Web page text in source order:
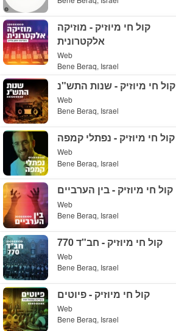
קול חי מיוזיק - מוזיקה
אלקטרונית
Web
Bene Beraq, Israel
קול חי מיוזיק - שנות התש"נ
Web
Bene Beraq, Israel
קול חי מיוזיק - נפתלי קמפה
Web
Bene Beraq, Israel
קול חי מיוזיק - בין הערביים
Web
Bene Beraq, Israel
קול חי מיוזיק - חב"ד 770
Web
Bene Beraq, Israel
קול חי מיוזיק - פיוטים
Web
Bene Beraq, Israel